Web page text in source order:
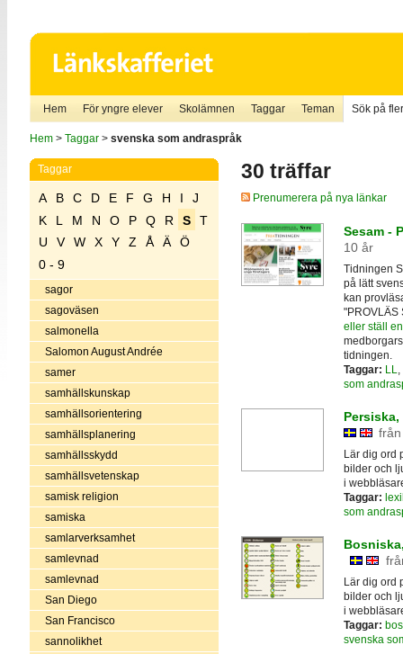
Hem För yngre elever Skolämnen Taggar Teman Sök på
Hem> Taggar> svenska som andraspråk
Taggar
A B C D E F G H I
J
K
L M N O P Q R S
T
U
V W X Y Z Å Ä
Ö
0 - 9
sagor
sagoväsen
salmonella
Salomon August Andrée
samer
samhällskunskap
samhällsorientering
samhällsplanering
samhällsskydd
samhällsvetenskap
samisk religion
samiska
samlarverksamhet
samlevnad
samlevnad
San Diego
San Francisco
sannolikhet
30 träffar
Prenumerera på nya länkar
Sesam -
10 år
Tidningen
på lätt
kan
"PROVLÄS
eller ställ
tidningen.
Taggar: LL
som
Lär dig ord
bilder och
i
Taggar:
som
Lär dig ord
bilder och
i
Taggar:
svenska